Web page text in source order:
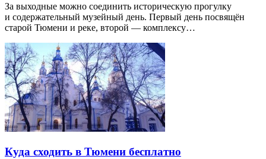
За выходные можно соединить историческую прогулку
и содержательный музейный день. Первый день посвящён
старой Тюмени и реке, второй — комплексу…
Куда сходить в Тюмени бесплатно